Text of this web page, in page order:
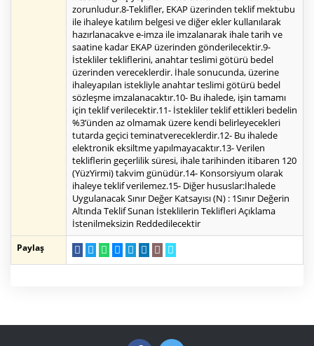
zorunludur.8-Teklifler, EKAP üzerinden teklif mektubu
ile ihaleye katılım belgesi ve diğer ekler kullanılarak
hazırlanacakve e-imza ile imzalanarak ihale tarih ve
saatine kadar EKAP üzerinden gönderilecektir.9-
İstekliler tekliflerini, anahtar teslimi götürü bedel
üzerinden vereceklerdir. İhale sonucunda, üzerine
ihaleyapılan istekliyle anahtar teslimi götürü bedel
sözleşme imzalanacaktır.10- Bu ihalede, işin tamamı
için teklif verilecektir.11- İstekliler teklif ettikleri bedelin
%3’ünden az olmamak üzere kendi belirleyecekleri
tutarda geçici teminatvereceklerdir.12- Bu ihalede
elektronik eksiltme yapılmayacaktır.13- Verilen
tekliflerin geçerlilik süresi, ihale tarihinden itibaren 120
(YüzYirmi) takvim günüdür.14- Konsorsiyum olarak
ihaleye teklif verilemez.15- Diğer hususlar:İhalede
Uygulanacak Sınır Değer Katsayısı (N) : 1Sınır Değerin
Altında Teklif Sunan İsteklilerin Teklifleri Açıklama
İstenilmeksizin Reddedilecektir
Paylaş